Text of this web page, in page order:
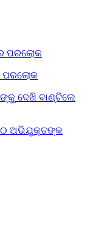
ପରଲୋକ
ପରଲୋକ
ଦେଖି ବାଣ୍ଟିଲେ
ଅଭିଯୁକ୍ତଙ୍କ